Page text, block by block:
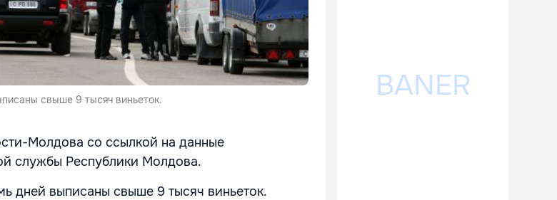
свыше 9 тысяч виньеток.
Молдова со ссылкой на данные
службы Республики Молдова.
дней выписаны свыше 9 тысяч виньеток.